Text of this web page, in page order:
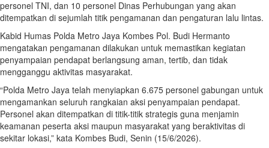
personel TNI, dan 10 personel Dinas Perhubungan yang akan
ditempatkan di sejumlah titik pengamanan dan pengaturan lalu lintas.
Kabid Humas Polda Metro Jaya Kombes Pol. Budi Hermanto
mengatakan pengamanan dilakukan untuk memastikan kegiatan
penyampaian pendapat berlangsung aman, tertib, dan tidak
mengganggu aktivitas masyarakat.
“Polda Metro Jaya telah menyiapkan 6.675 personel gabungan untuk
mengamankan seluruh rangkaian aksi penyampaian pendapat.
Personel akan ditempatkan di titik-titik strategis guna menjamin
keamanan peserta aksi maupun masyarakat yang beraktivitas di
sekitar lokasi,” kata Kombes Budi, Senin (15/6/2026).